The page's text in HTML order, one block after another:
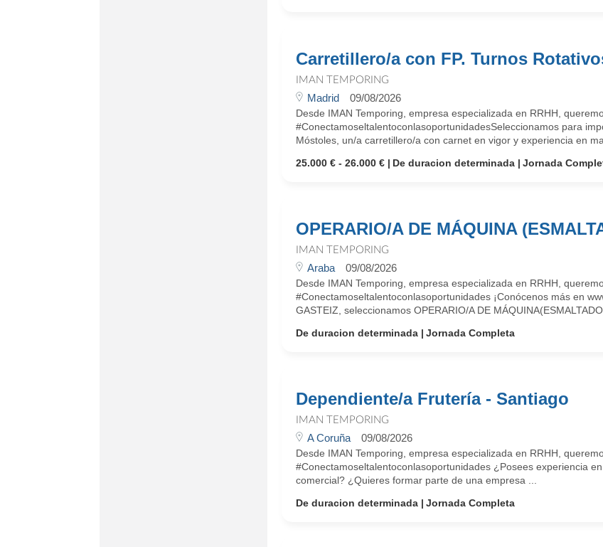
Carretillero/a con FP. Turnos
IMAN TEMPORING
Madrid 09/08/2026
Desde IMAN Temporing, empresa especializada en RRHH,
#ConectamoseltalentoconlasoportunidadesSeleccionamos para
Móstoles, un/a carretillero/a con carnet en vigor y experiencia en
25.000 € - 26.000 €
De duracion determinada Jornada
OPERARIO/A DE MÁQUINA
IMAN TEMPORING
Araba 09/08/2026
Desde IMAN Temporing, empresa especializada en RRHH,
#Conectamoseltalentoconlasoportunidades ¡Conócenos más en
GASTEIZ, seleccionamos OPERARIO/A DE
De duracion determinada
Jornada Completa
Dependiente/a Frutería - Santiago
IMAN TEMPORING
A Coruña 09/08/2026
Desde IMAN Temporing, empresa especializada en RRHH,
#Conectamoseltalentoconlasoportunidades ¿Posees experiencia
comercial? ¿Quieres formar parte de una empresa ...
De duracion determinada
Jornada Completa